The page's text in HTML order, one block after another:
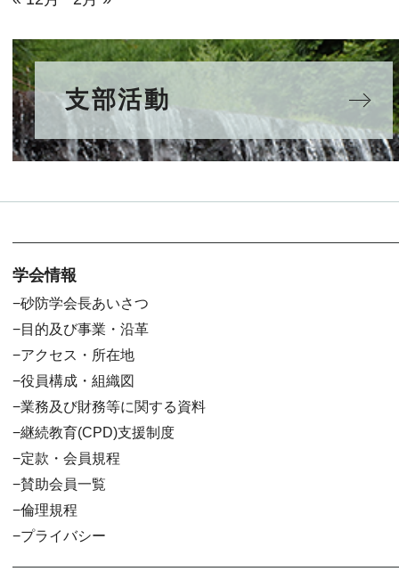
支部活動
学会情報
砂防学会長あいさつ
目的及び事業・沿革
アクセス・所在地
役員構成・組織図
業務及び財務等に関する資料
継続教育(CPD)支援制度
定款・会員規程
賛助会員一覧
倫理規程
プライバシー